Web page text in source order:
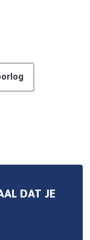
DAT JE